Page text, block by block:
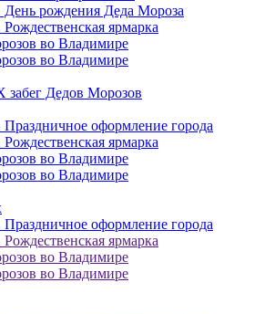
День рождения Деда Мороза
ярмарка
во Владимире
во Владимире
Дедов Морозов
Праздничное оформление города
ярмарка
во Владимире
во Владимире
Праздничное оформление города
ярмарка
во Владимире
во Владимире